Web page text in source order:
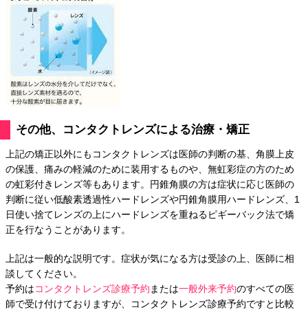
その他、コンタクトレンズによる治療・矯正
上記の矯正以外にもコンタクトレンズは医師の判断の基、角膜上皮
の保護、痛みの軽減のために装用するものや、無虹彩症の方のため
の虹彩付きレンズ等もあります。円錐角膜の方は症状に応じ医師の
判断に従い低酸素透過性ハードレンズや円錐角膜用ハードレンズ、1
日使い捨てレンズの上にハードレンズを重ねるピギーバック法で矯
正を行なうことがあります。
上記は一般的な説明です。症状が気になる方は受診の上、医師に相
談してください。
予約はコンタクトレンズ診療予約 または一般外来予約のすべての医
師で受け付けておりますが、コンタクトレンズ診療予約ですと比較